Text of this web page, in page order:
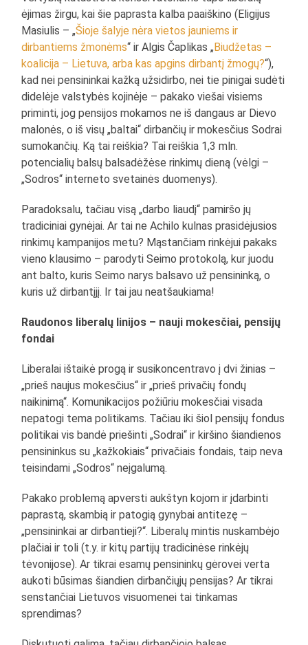
ėjimas žirgu, kai šie paprasta kalba paaiškino (Eligijus
Masiulis – „Šioje šalyje nėra vietos jauniems ir
dirbantiems žmonėms“ ir Algis Čaplikas „Biudžetas –
koalicija – Lietuva, arba kas apgins dirbantį žmogų?“),
kad nei pensininkai kažką užsidirbo, nei tie pinigai sudėti
didelėje valstybės kojinėje – pakako viešai visiems
priminti, jog pensijos mokamos ne iš dangaus ar Dievo
malonės, o iš visų „baltai“ dirbančių ir mokesčius Sodrai
sumokančių. Ką tai reiškia? Tai reiškia 1,3 mln.
potencialių balsų balsadėžėse rinkimų dieną (vėlgi –
„Sodros“ interneto svetainės duomenys).
Paradoksalu, tačiau visą „darbo liaudį“ pamiršo jų
tradiciniai gynėjai. Ar tai ne Achilo kulnas prasidėjusios
rinkimų kampanijos metu? Mąstančiam rinkėjui pakaks
vieno klausimo – parodyti Seimo protokolą, kur juodu
ant balto, kuris Seimo narys balsavo už pensininką, o
kuris už dirbantįjį. Ir tai jau neatšaukiama!
Raudonos liberalų linijos – nauji mokesčiai, pensijų
fondai
Liberalai ištaikė progą ir susikoncentravo į dvi žinias –
„prieš naujus mokesčius“ ir „prieš privačių fondų
naikinimą“. Komunikacijos požiūriu mokesčiai visada
nepatogi tema politikams. Tačiau iki šiol pensijų fondus
politikai vis bandė priešinti „Sodrai“ ir kiršino šiandienos
pensininkus su „kažkokiais“ privačiais fondais, taip neva
teisindami „Sodros“ neįgalumą.
Pakako problemą apversti aukštyn kojom ir įdarbinti
paprastą, skambią ir patogią gynybai antitezę –
„pensininkai ar dirbantieji?“. Liberalų mintis nuskambėjo
plačiai ir toli (t.y. ir kitų partijų tradicinėse rinkėjų
tėvonijose). Ar tikrai esamų pensininkų gėrovei verta
aukoti būsimas šiandien dirbančiųjų pensijas? Ar tikrai
senstančiai Lietuvos visuomenei tai tinkamas
sprendimas?